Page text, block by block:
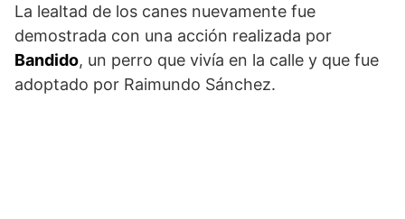
La lealtad de los canes nuevamente fue
demostrada con una acción realizada por
Bandido, un perro que vivía en la calle y que fue
adoptado por Raimundo Sánchez.